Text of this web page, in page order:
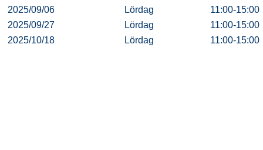
2025/09/06
Lördag
11:00-15:00
2025/09/27
Lördag
11:00-15:00
2025/10/18
Lördag 11:00-15:00